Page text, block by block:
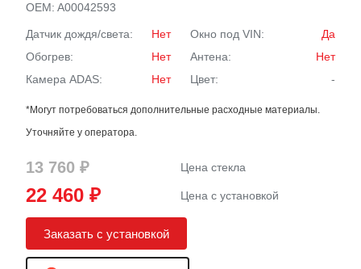
OEM: A00042593
Датчик дождя/света: Нет Окно под VIN:
Да
Обогрев:
Нет Антена:
Нет
Камера ADAS:
Нет Цвет: -
*Могут потребоваться дополнительные расходные материалы.
Уточняйте у оператора.
13 760 ₽ Цена стекла
22 460 ₽ Цена с установкой
Заказать с установкой